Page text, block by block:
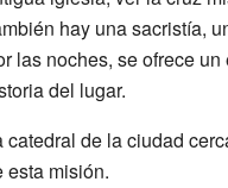
hay una sacristía,
las noches, se ofrece
del lugar.
catedral de la ciudad
esta misión.